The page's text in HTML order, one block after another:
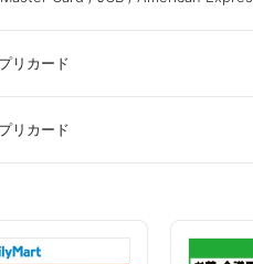
リカード
リカード